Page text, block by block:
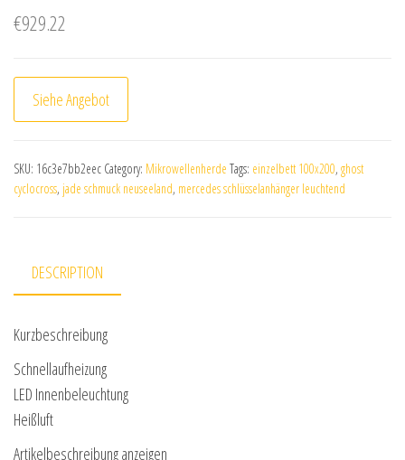
€929.22
Siehe Angebot
SKU: 16c3e7bb2eec Category: Mikrowellenherde Tags: einzelbett 100x200, ghost
cyclocross, jade schmuck neuseeland, mercedes schlüsselanhänger leuchtend
DESCRIPTION
Kurzbeschreibung
Schnellaufheizung
LED Innenbeleuchtung
Heißluft
Artikelbeschreibung anzeigen